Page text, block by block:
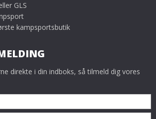
GLS
kampsportsbutik
direkte i din indboks, så tilmeld dig vores